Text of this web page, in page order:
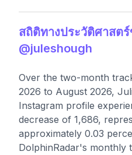
สถิติทางประวัติศาสต
@juleshough
Over the two-month
2026 to August 2026,
Instagram profile
decrease of 1,686,
approximately 0.03
DolphinRadar's monthly